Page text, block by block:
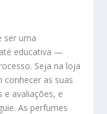
ser uma
educativa —
Seja na loja
as suas
e avaliações, e
As perfumes